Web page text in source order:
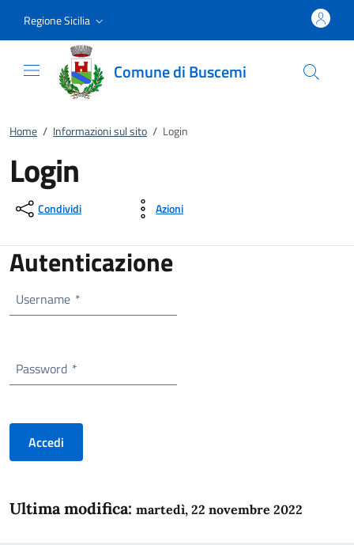
Regione Sicilia
Comune di Buscemi
Home / Informazioni sul sito / Login
Login
Condividi Azioni
Autenticazione
Username *
Password *
Accedi
Ultima modifica: martedì, 22 novembre 2022